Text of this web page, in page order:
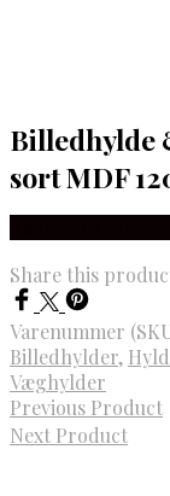
Billedhylde
sort MDF
Share this
Varenummer
Billedhylder,
Væghylder
Previous Product
Next Product